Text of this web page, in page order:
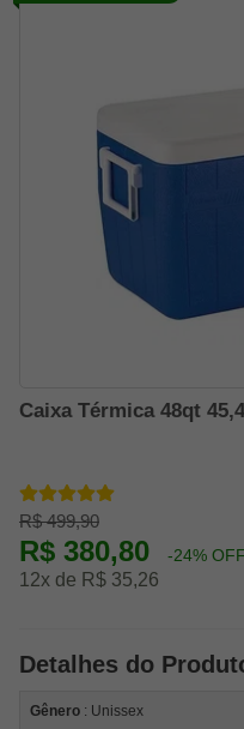
Caixa Térmica 48qt
R$ 499,90
R$ 380,80 -24% OFF
12x de R$ 35,26
Detalhes do
Gênero : Unissex